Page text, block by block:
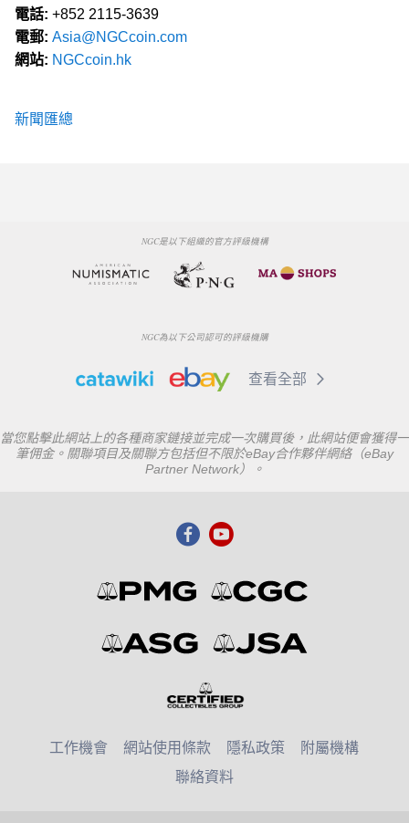
電話: +852 2115-3639
電郵: Asia@NGCcoin.com
網站: NGCcoin.hk
新聞匯總
NGC是以下組織的官方評級機構
NGC為以下公司認可的評級機購
查看全部
當您點擊此網站上的各種商家鏈接並完成一次購買後，此網站便會獲得一
筆佣金。關聯項目及關聯方包括但不限於eBay合作夥伴網絡（eBay
Partner Network）。
工作機會 網站使用條款 隱私政策
附屬機構
聯絡資料